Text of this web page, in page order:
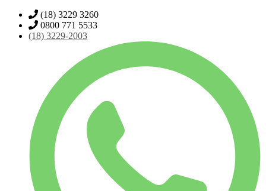
(18) 3229 3260
0800 771 5533
(18) 3229-2003